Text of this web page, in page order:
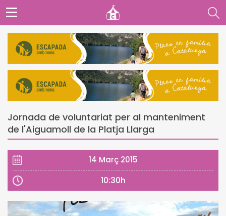
Jornada de voluntariat per al manteniment
de l'Aiguamoll de la Platja Llarga
14 Març 2015
10:30h